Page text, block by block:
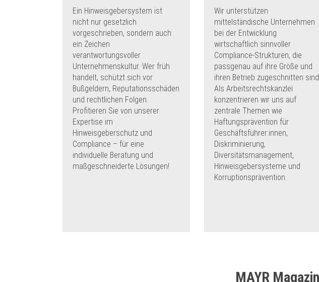
Ein Hinweisgebersystem ist
nicht nur gesetzlich
vorgeschrieben, sondern auch
ein Zeichen
verantwortungsvoller
Unternehmenskultur. Wer früh
handelt, schützt sich vor
Bußgeldern, Reputationsschäden
und rechtlichen Folgen.
Profitieren Sie von unserer
Expertise im
Hinweisgeberschutz und
Compliance – für eine
individuelle Beratung und
maßgeschneiderte Lösungen!
Wir unterstützen
mittelständische Unternehmen
bei der Entwicklung
wirtschaftlich sinnvoller
Compliance-Strukturen, die
passgenau auf ihre Größe und
ihren Betrieb zugeschnitten
Als Arbeitsrechtskanzlei
konzentrieren wir uns auf
zentrale Themen wie
Haftungsprävention für
Geschäftsführer:innen,
Diskriminierung,
Diversitätsmanagement,
Hinweisgebersysteme und
Korruptionsprävention.
MAYR